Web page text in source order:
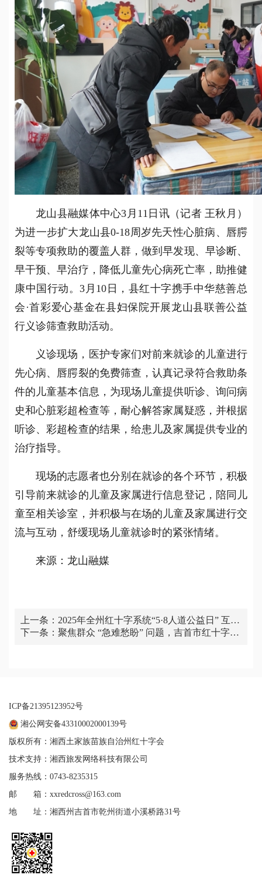
龙山县融媒体中心3月11日讯（记者 王秋月）
为进一步扩大龙山县0-18周岁先天性心脏病、唇腭
裂等专项救助的覆盖人群，做到早发现、早诊断、
早干预、早治疗，降低儿童先心病死亡率，助推健
康中国行动。3月10日，县红十字携手中华慈善总
会·首彩爱心基金在县妇保院开展龙山县联善公益
行义诊筛查救助活动。
义诊现场，医护专家们对前来就诊的儿童进行
先心病、唇腭裂的免费筛查，认真记录符合救助条
件的儿童基本信息，为现场儿童提供听诊、询问病
史和心脏彩超检查等，耐心解答家属疑惑，并根据
听诊、彩超检查的结果，给患儿及家属提供专业的
治疗指导。
现场的志愿者也分别在就诊的各个环节，积极
引导前来就诊的儿童及家属进行信息登记，陪同儿
童至相关诊室，并积极与在场的儿童及家属进行交
流与互动，舒缓现场儿童就诊时的紧张情绪。
来源：龙山融媒
上一条： 2025年全州红十字系统“5·8人道公益日” 互联
网筹资工作培训班在吉首举办
下一条： 聚焦群众 “急难愁盼” 问题，吉首市红十字会
ICP备21395123952号
湘公网安备43310002000139号
版权所有：湘西土家族苗族自治州红十字会
技术支持：湘西旅发网络科技有限公司
服务热线：0743-8235315
邮 箱：xxredcross@163.com
地 址：湘西州吉首市乾州街道小溪桥路31号